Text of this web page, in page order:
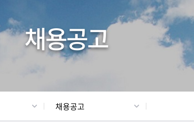
채용정보
채용공고
채용공고